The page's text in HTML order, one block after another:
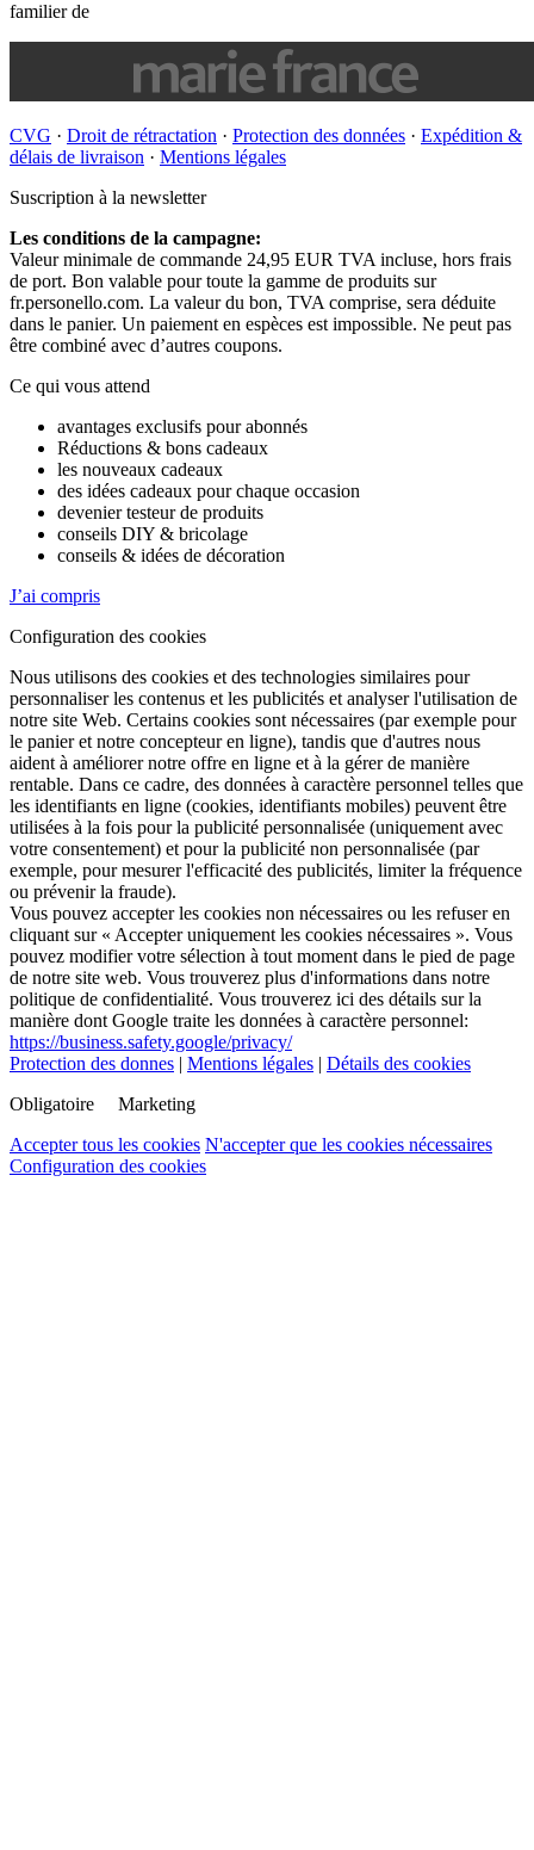
familier de
CVG · Droit de rétractation · Protection des données · Expédition &
délais de livraison · Mentions légales
Suscription à la newsletter
Les conditions de la campagne:
Valeur minimale de commande 24,95 EUR TVA incluse, hors frais
de port. Bon valable pour toute la gamme de produits sur
fr.personello.com. La valeur du bon, TVA comprise, sera déduite
dans le panier. Un paiement en espèces est impossible. Ne peut pas
être combiné avec d’autres coupons.
Ce qui vous attend
avantages exclusifs pour abonnés
Réductions & bons cadeaux
les nouveaux cadeaux
des idées cadeaux pour chaque occasion
devenier testeur de produits
conseils DIY & bricolage
conseils & idées de décoration
J’ai compris
Configuration des cookies
Nous utilisons des cookies et des technologies similaires pour
personnaliser les contenus et les publicités et analyser l'utilisation de
notre site Web. Certains cookies sont nécessaires (par exemple pour
le panier et notre concepteur en ligne), tandis que d'autres nous
aident à améliorer notre offre en ligne et à la gérer de manière
rentable. Dans ce cadre, des données à caractère personnel telles que
les identifiants en ligne (cookies, identifiants mobiles) peuvent être
utilisées à la fois pour la publicité personnalisée (uniquement avec
votre consentement) et pour la publicité non personnalisée (par
exemple, pour mesurer l'efficacité des publicités, limiter la fréquence
ou prévenir la fraude).
Vous pouvez accepter les cookies non nécessaires ou les refuser en
cliquant sur « Accepter uniquement les cookies nécessaires ». Vous
pouvez modifier votre sélection à tout moment dans le pied de page
de notre site web. Vous trouverez plus d'informations dans notre
politique de confidentialité. Vous trouverez ici des détails sur la
manière dont Google traite les données à caractère personnel:
https://business.safety.google/privacy/
Protection des donnes | Mentions légales | Détails des cookies
Obligatoire
Marketing
Accepter tous les cookies N'accepter que les cookies nécessaires
Configuration des cookies